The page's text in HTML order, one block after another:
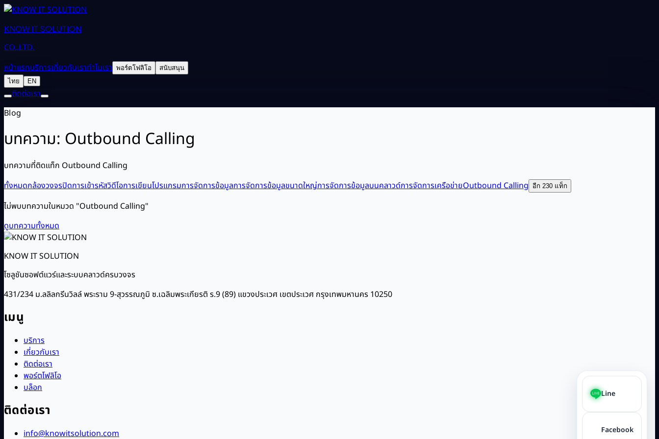
KNOW IT SOLUTION
CO.,LTD.
หน้าแรกบริการเกี่ยวกับเราทำไมเรา พอร์ตโฟลิโอ
สนับสนุน
ไทย
EN
ติดต่อเรา
Blog
บทความ: Outbound Calling
บทความที่ติดแท็ก Outbound Calling
ทั้งหมดกล้องวงจรปิดการเข้ารหัสวิดีโอการเขียนโปรแกรมการจัดการข้อมูลการจัดการข้อมูลขนาดใหญ่การจัดการข้อมูลบนคลาวด์การจัดการเครือข่ายOutbound Calling อีก 230 แท็ก
ไม่พบบทความในหมวด "Outbound Calling"
ดูบทความทั้งหมด
KNOW IT SOLUTION
โซลูชันซอฟต์แวร์และระบบคลาวด์ครบวงจร
431/234 ม.ลลิลกรีนวิลล์ พระราม 9-สุวรรณภูมิ ซ.เฉลิมพระเกียรติ ร.9 (89) แขวงประเวศ เขตประเวศ กรุงเทพมหานคร 10250
เมนู
บริการ
เกี่ยวกับเรา
ติดต่อเรา
พอร์ตโฟลิโอ
บล็อก
ติดต่อเรา
info@knowitsolution.com
Line
Facebook